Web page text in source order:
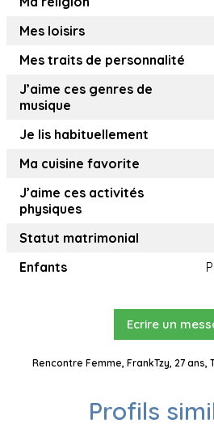
Mes loisirs
Mes traits de personnalité
J’aime ces genres de
musique
Je lis habituellement
Ma cuisine favorite
J’aime ces activités
physiques
Statut matrimonial
Enfants
Ecrire un
Rencontre Femme, FrankTzy, 27 ans,
Profils